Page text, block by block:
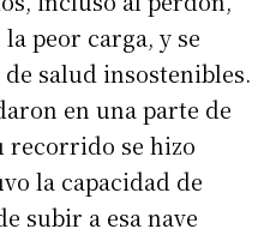
peor carga, y se
salud insostenibles.
en una parte de
recorrido se hizo
la capacidad de
subir a esa nave